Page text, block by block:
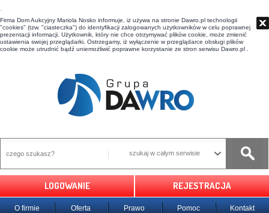
t
Firma Dom Aukcyjny Mariola Nosko informuje, iż używa na stronie Dawro.pl technologii
"cookies" (tzw. "ciasteczka") do identyfikacji zalogowanych użytkowników w celu poprawnej
prezentacji informacji. Użytkownik, który nie chce otrzymywać plików cookie, może zmienić
ustawienia swojej przeglądarki. Ostrzegamy, iż wyłączenie w przeglądarce obsługi plików
cookie może utrudnić bądź uniemożliwić poprawne korzystanie ze stron serwisu Dawro.pl .
szukaj w całym serwisie
LOGOWANIE REJESTRACJA
O firmie Oferta Prawo Pomoc Kontakt